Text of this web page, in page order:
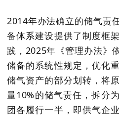
2014年办法确立的储气责
备体系建设提供了制度框
践， 2025年《管理办法》
储备的系统性规定，优化
储气资产的部分划转，将
量10%的储气责任，拆分
团各履行一半，即供气企